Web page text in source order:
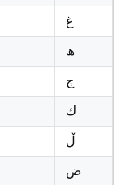
غ
ھ
چ
ك
ڵ
ض